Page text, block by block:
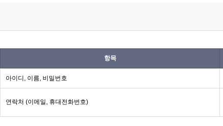
항목
아이디, 이름, 비밀번호
연락처 (이메일, 휴대전화번호)